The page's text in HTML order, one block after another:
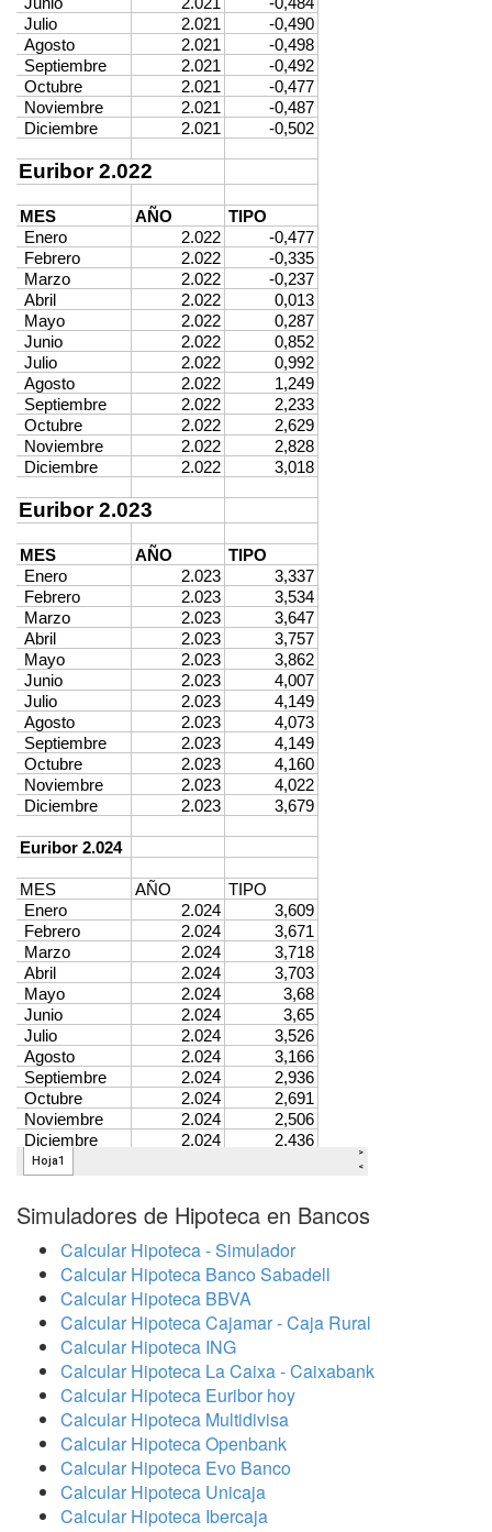
Simuladores de Hipoteca en Bancos
Calcular Hipoteca - Simulador
Calcular Hipoteca Banco Sabadell
Calcular Hipoteca BBVA
Calcular Hipoteca Cajamar - Caja Rural
Calcular Hipoteca ING
Calcular Hipoteca La Caixa - Caixabank
Calcular Hipoteca Euribor hoy
Calcular Hipoteca Multidivisa
Calcular Hipoteca Openbank
Calcular Hipoteca Evo Banco
Calcular Hipoteca Unicaja
Calcular Hipoteca Ibercaja